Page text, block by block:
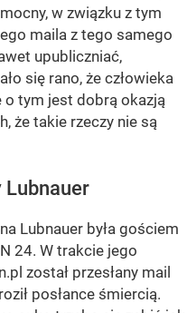
w związku z tym
maila z tego samego
upubliczniać,
się rano, że człowieka
o tym jest dobrą okazją
że takie rzeczy nie są
Lubnauer
Lubnauer była gościem
24. W trakcie jego
został przesłany mail
posłance śmiercią.